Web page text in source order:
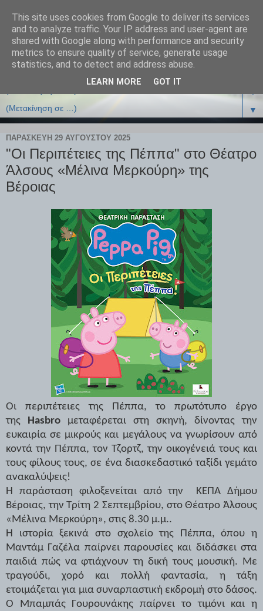
▼
▼
ΠΑΡΑΣΚΕΥΉ 29 ΑΥΓΟΎΣΤΟΥ 2025
"Οι Περιπέτειες της Πέππα" στο Θέατρο
Άλσους «Μέλινα Μερκούρη» της
Βέροιας
Οι περιπέτειες της Πέππα, το πρωτότυπο έργο
της Hasbro μεταφέρεται στη σκηνή, δίνοντας την
ευκαιρία σε μικρούς και μεγάλους να γνωρίσουν από
κοντά την Πέππα, τον Τζορτζ, την οικογένειά τους και
τους φίλους τους, σε ένα διασκεδαστικό ταξίδι γεμάτο
ανακαλύψεις!
Η παράσταση
φιλοξενείται από την
ΚΕΠΑ Δήμου
Βέροιας, την Τρίτη 2 Σεπτεμβρίου, στο Θέατρο Άλσους
«Μέλινα Μερκούρη», στις 8.30 μ.μ..
Η ιστορία ξεκινά στο σχολείο της Πέππα, όπου η
Μαντάμ Γαζέλα παίρνει παρουσίες και διδάσκει στα
παιδιά πώς να φτιάχνουν τη δική τους μουσική. Με
τραγούδι, χορό και πολλή φαντασία, η τάξη
ετοιμάζεται για μια συναρπαστική εκδρομή στο δάσος.
Ο Μπαμπάς Γουρουνάκης παίρνει το τιμόνι και η
This site uses cookies from Google to deliver its services
and to analyze traffic. Your IP address and user-agent are
shared with Google along with performance and security
metrics to ensure quality of service, generate usage
statistics, and to detect and address abuse.
LEARN MORE GOT IT